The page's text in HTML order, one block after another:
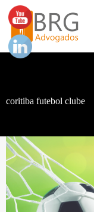
coritiba futebol clube